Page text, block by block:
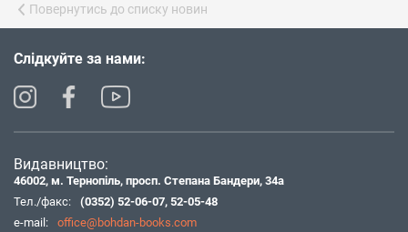
Повернутись до списку новин
Слідкуйте за нами:
Видавництво:
46002, м. Тернопіль, просп. Степана Бандери, 34а
Тел./факс:
(0352) 52-06-07, 52-05-48
e-mail:
office@bohdan-books.com